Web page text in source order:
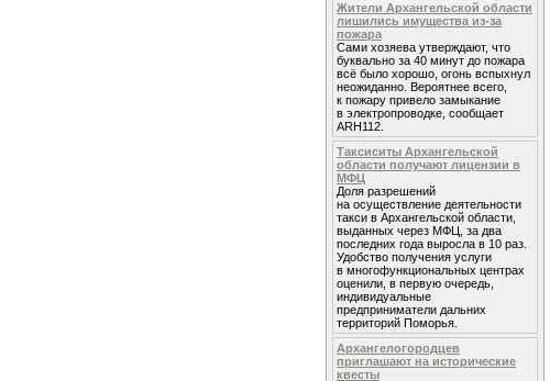
Жители Архангельской области
лишились имущества из-за
пожара
Сами хозяева утверждают, что
буквально за 40 минут до пожара
всё было хорошо, огонь вспыхнул
неожиданно. Вероятнее всего,
к пожару привело замыкание
в электропроводке, сообщает
ARH112.
Таксиситы Архангельской
области получают лицензии в
МФЦ
Доля разрешений
на осуществление деятельности
такси в Архангельской области,
выданных через МФЦ, за два
последних года выросла в 10 раз.
Удобство получения услуги
в многофункциональных центрах
оценили, в первую очередь,
индивидуальные
предприниматели дальних
территорий Поморья.
Архангелогородцев
приглашают на исторические
квесты